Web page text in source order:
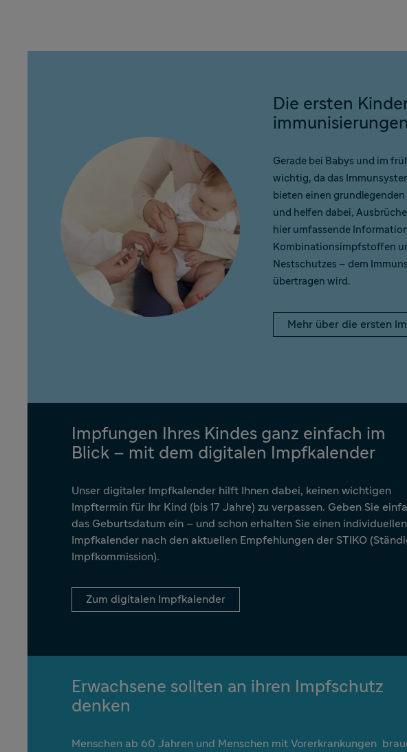
Die ersten
immunisierungen
Gerade bei Babys und im
wichtig, da das
bieten einen
und helfen dabei,
hier umfassende
Kombinationsimpfstoffen
Nestschutzes – dem
übertragen wird.
Mehr über die ersten
Impfungen Ihres Kindes ganz einfach im
Blick – mit dem digitalen Impfkalender
Unser digitaler Impfkalender hilft Ihnen dabei, keinen wichtigen
Impftermin für Ihr Kind (bis 17 Jahre) zu verpassen. Geben Sie
das Geburtsdatum ein – und schon erhalten Sie einen individuellen
Impfkalender nach den aktuellen Empfehlungen der STIKO
Impfkommission).
Zum digitalen Impfkalender
Erwachsene sollten an ihren Impfschutz
denken
Menschen ab 60 Jahren und Menschen mit Vorerkrankungen